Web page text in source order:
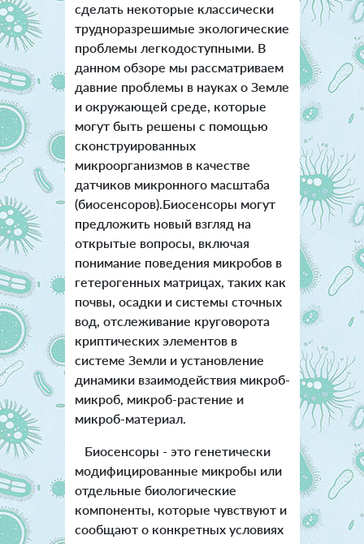
сделать некоторые классически
трудноразрешимые экологические
проблемы легкодоступными. В
данном обзоре мы рассматриваем
давние проблемы в науках о Земле
и окружающей среде, которые
могут быть решены с помощью
сконструированных
микроорганизмов в качестве
датчиков микронного масштаба
(биосенсоров).Биосенсоры могут
предложить новый взгляд на
открытые вопросы, включая
понимание поведения микробов в
гетерогенных матрицах, таких как
почвы, осадки и системы сточных
вод, отслеживание круговорота
криптических элементов в
системе Земли и установление
динамики взаимодействия микроб-
микроб, микроб-растение и
микроб-материал.
Биосенсоры - это генетически
модифицированные микробы или
отдельные биологические
компоненты, которые чувствуют и
сообщают о конкретных условиях